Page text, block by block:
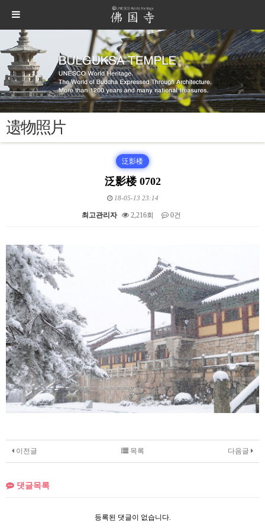
遗物照片
泛影楼
泛影楼 0702
18-05-13 23:14
최고관리자 2,216회 0건
본문
이전글 다음글
목록
댓글목록
등록된 댓글이 없습니다.